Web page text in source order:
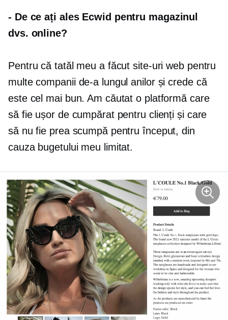
- De ce ați ales Ecwid pentru magazinul
dvs. online?
Pentru că tatăl meu a făcut site-uri web pentru
multe companii de-a lungul anilor și crede că
este cel mai bun. Am căutat o platformă care
să fie ușor de cumpărat pentru clienți și care
să nu fie prea scumpă pentru început, din
cauza bugetului meu limitat.